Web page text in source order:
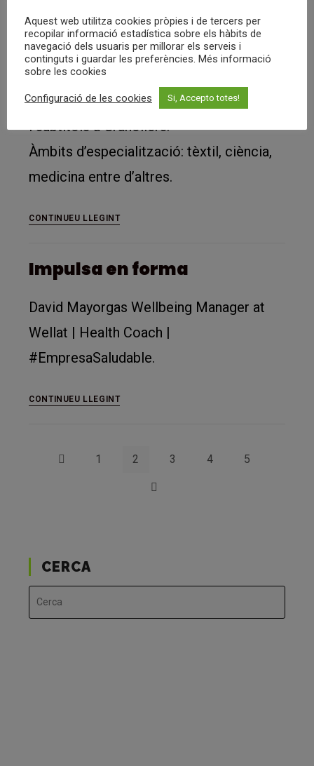
Blackshire Translations
Serveis de Traducció i Revisió de textos
i subtítols a Granollers.
Àmbits d’especialització: tèxtil, ciència,
medicina entre d’altres.
CONTINUEU LLEGINT
Translations
Impulsa en forma
David Mayorgas Wellbeing Manager at
Wellat | Health Coach |
#EmpresaSaludable.
CONTINUEU LLEGINT
en
Vés a la pàgina anterior
1 2 3 4 5
Vés a la pàgina següent
CERCA
Aquest web utilitza cookies pròpies i de tercers per
recopilar informació estadística sobre els hàbits de
navegació dels usuaris per millorar els serveis i
continguts i guardar les preferències. Més informació
sobre les cookies
Configuració de les cookies Si, Accepto totes!